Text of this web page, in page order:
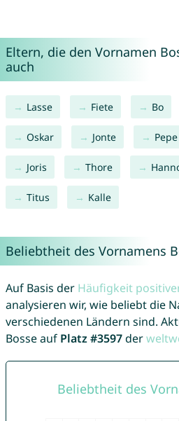
Eltern, die den Vornamen
auch
Lasse Fiete Bo
Oskar Jonte Pepe
Joris Thore
Titus Kalle
Beliebtheit des Vornamens
Auf Basis der Häufigkeit
analysieren wir, wie beliebt die
verschiedenen Ländern sind.
Bosse auf Platz #3597der